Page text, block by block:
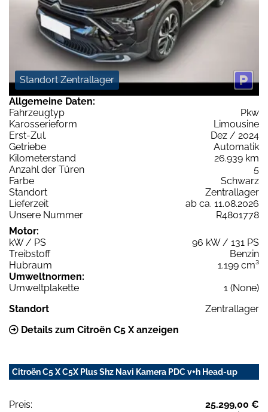
Standort Zentrallager
Allgemeine Daten:
Fahrzeugtyp
Pkw
Karosserieform
Limousine
Erst-Zul.
Dez / 2024
Getriebe
Automatik
Kilometerstand
26.939 km
Anzahl der Türen
5
Farbe
Schwarz
Standort
Zentrallager
Lieferzeit
ab ca. 11.08.2026
Unsere Nummer
R4801778
Motor:
kW / PS
96 kW / 131 PS
Treibstoff
Benzin
Hubraum
1.199 cm³
Umweltnormen:
Umweltplakette
1 (None)
Standort
Zentrallager
Details zum Citroën C5 X anzeigen
Citroën C5 X C5X Plus Shz Navi Kamera PDC v+h Head-up
Preis:
25.299,00 €